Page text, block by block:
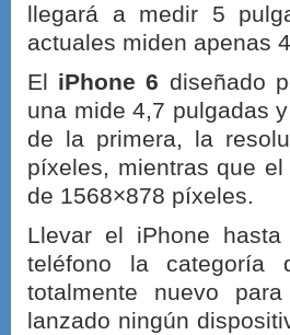
llegará a medir 5
actuales miden apenas
El iPhone 6 diseñado
una mide 4,7 pulgadas
de la primera, la
píxeles, mientras que
de 1568×878 píxeles.
Llevar el iPhone
teléfono la categoría
totalmente nuevo
lanzado ningún